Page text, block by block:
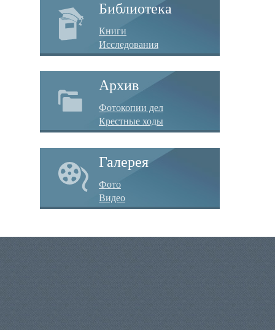
Библиотека
Книги
Исследования
Архив
Фотокопии дел
Крестные ходы
Галерея
Фото
Видео